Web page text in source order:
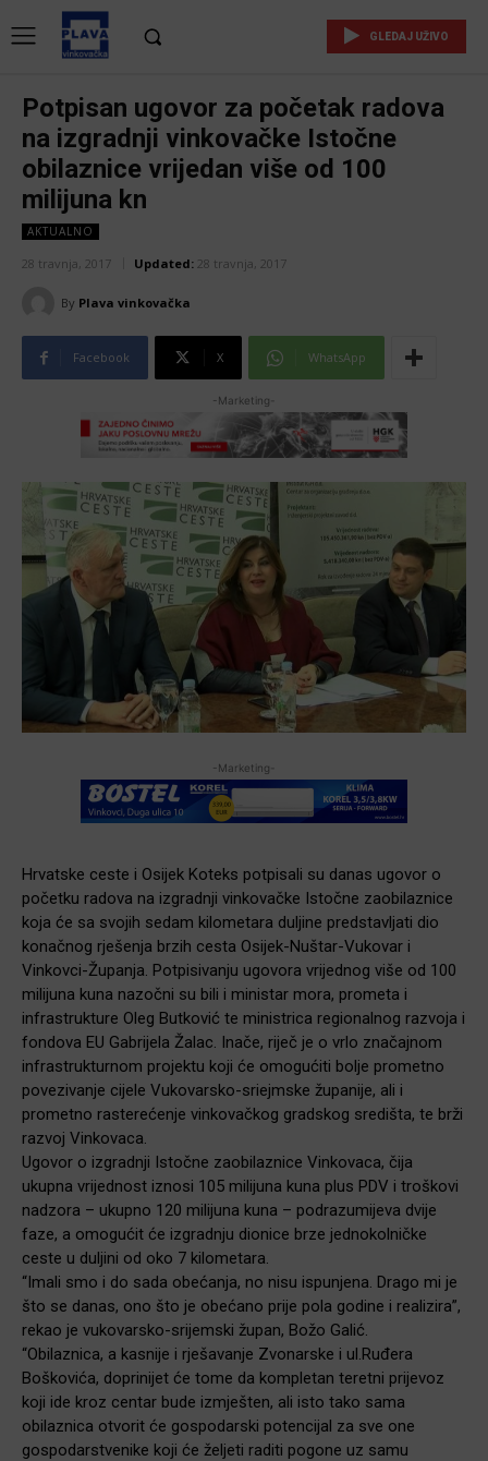
GLEDAJ UŽIVO
Potpisan ugovor za početak radova
na izgradnji vinkovačke Istočne
obilaznice vrijedan više od 100
milijuna kn
AKTUALNO
28 travnja, 2017 Updated: 28 travnja, 2017
By Plava vinkovačka
Facebook X WhatsApp
-Marketing-
-Marketing-
Hrvatske ceste i Osijek Koteks potpisali su danas ugovor o
početku radova na izgradnji vinkovačke Istočne zaobilaznice
koja će sa svojih sedam kilometara duljine predstavljati dio
konačnog rješenja brzih cesta Osijek-Nuštar-Vukovar i
Vinkovci-Županja. Potpisivanju ugovora vrijednog više od 100
milijuna kuna nazočni su bili i ministar mora, prometa i
infrastrukture Oleg Butković te ministrica regionalnog razvoja i
fondova EU Gabrijela Žalac. Inače, riječ je o vrlo značajnom
infrastrukturnom projektu koji će omogućiti bolje prometno
povezivanje cijele Vukovarsko-sriejmske županije, ali i
prometno rasterećenje vinkovačkog gradskog središta, te brži
razvoj Vinkovaca.
Ugovor o izgradnji Istočne zaobilaznice Vinkovaca, čija
ukupna vrijednost iznosi 105 milijuna kuna plus PDV i troškovi
nadzora – ukupno 120 milijuna kuna – podrazumijeva dvije
faze, a omogućit će izgradnju dionice brze jednokolničke
ceste u duljini od oko 7 kilometara.
“Imali smo i do sada obećanja, no nisu ispunjena. Drago mi je
što se danas, ono što je obećano prije pola godine i realizira”,
rekao je vukovarsko-srijemski župan, Božo Galić.
“Obilaznica, a kasnije i rješavanje Zvonarske i ul.Ruđera
Boškovića, doprinijet će tome da kompletan teretni prijevoz
koji ide kroz centar bude izmješten, ali isto tako sama
obilaznica otvorit će gospodarski potencijal za sve one
gospodarstvenike koji će željeti raditi pogone uz samu